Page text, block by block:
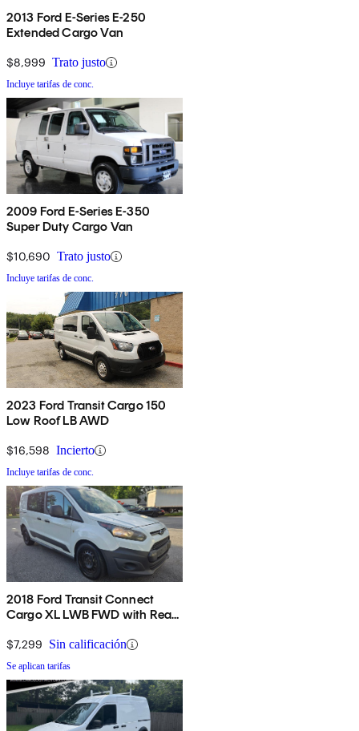
2013 Ford E-Series E-250
Extended Cargo Van
$8,999 Trato justo
Incluye tarifas de conc.
2009 Ford E-Series E-350
Super Duty Cargo Van
$10,690 Trato justo
Incluye tarifas de conc.
2023 Ford Transit Cargo 150
Low Roof LB AWD
$16,598 Incierto
Incluye tarifas de conc.
2018 Ford Transit Connect
Cargo XL LWB FWD with Rear
$7,299 Sin calificación
Se aplican tarifas